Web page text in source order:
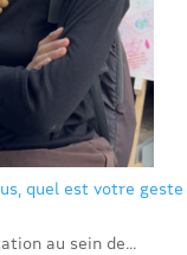
quel est votre geste
au sein de...